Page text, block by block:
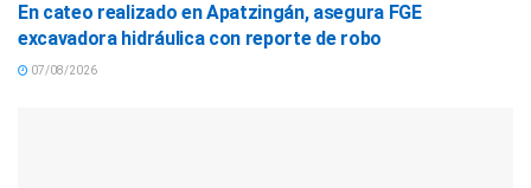
En cateo realizado en Apatzingán, asegura FGE
excavadora hidráulica con reporte de robo
07/08/2026